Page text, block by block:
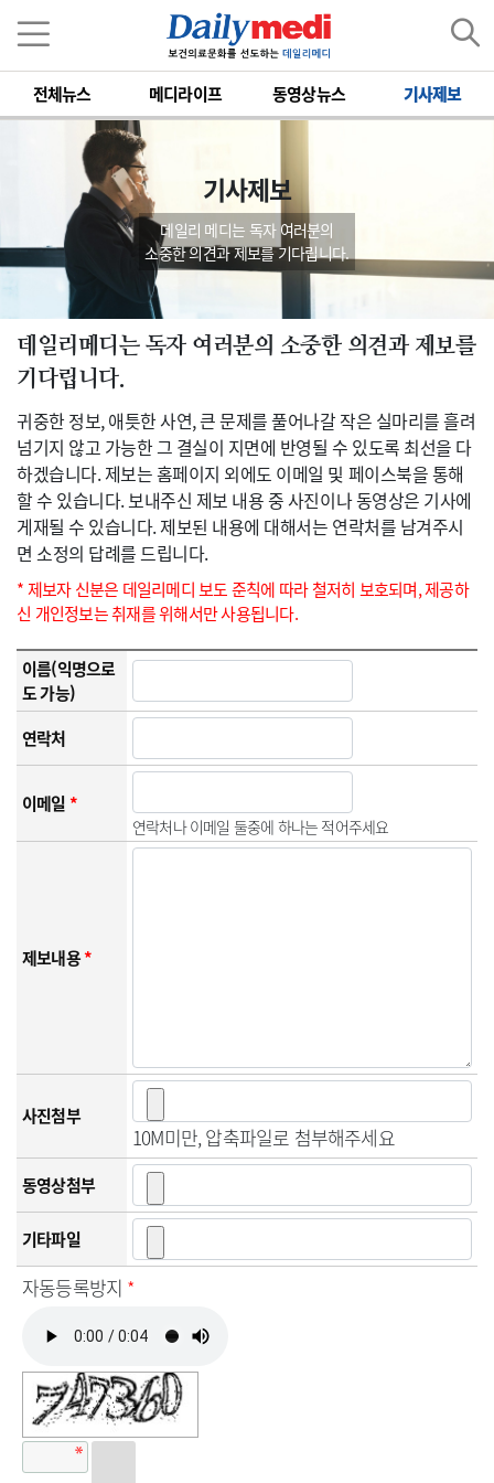
전체뉴스 메디라이프 동영상뉴스 기사제보
기사제보
데일리 메디는 독자 여러분의
소중한 의견과 제보를 기다립니다.
데일리메디는 독자 여러분의 소중한 의견과 제보를
기다립니다.
귀중한 정보, 애틋한 사연, 큰 문제를 풀어나갈 작은 실마리를 흘려
넘기지 않고 가능한 그 결실이 지면에 반영될 수 있도록 최선을 다
하겠습니다. 제보는 홈페이지 외에도 이메일 및 페이스북을 통해
할 수 있습니다. 보내주신 제보 내용 중 사진이나 동영상은 기사에
게재될 수 있습니다. 제보된 내용에 대해서는 연락처를 남겨주시
면 소정의 답례를 드립니다.
* 제보자 신분은 데일리메디 보도 준칙에 따라 철저히 보호되며, 제공하
신 개인정보는 취재를 위해서만 사용됩니다.
이름(익명으로
도 가능)
연락처
이메일*
연락처나 이메일 둘중에 하나는 적어주세요
제보내용*
사진첨부
10M미만, 압축파일로 첨부해주세요
동영상첨부
기타파일
자동등록방지 *